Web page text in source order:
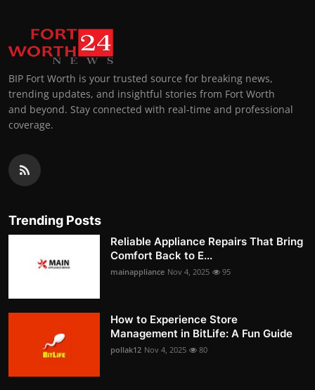
BIP Fort Worth is your trusted source for breaking news,
trending updates, and insightful stories from Fort Worth
and beyond. Stay connected with real-time and professional
coverage.
Trending Posts
Reliable Appliance Repairs That Bring
Comfort Back to E...
mainappliance Nov 4, 2025 95
How to Experience Store
Management in BitLife: A Fun Guide
pollak12 Nov 4, 2025 80